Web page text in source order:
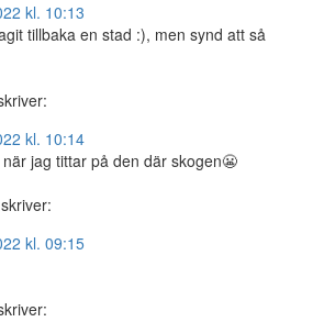
kl. 10:13
tillbaka en stad :), men synd att så
kl. 10:14
jag tittar på den där skogen😬
skriver:
kl. 09:15